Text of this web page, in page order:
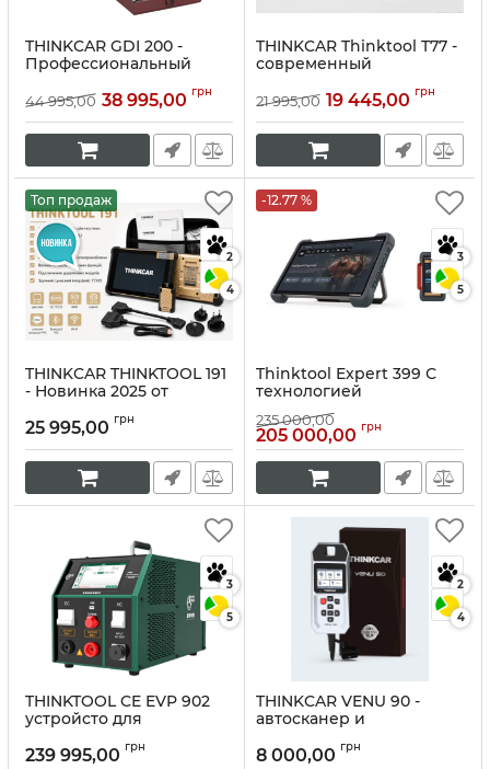
THINKCAR GDI 200 -
Профессиональный
топливных инжекторов
Артикул:10297
44 995,00 38 995,00 грн
THINKCAR Thinktool T77 -
современный
FD)
Артикул:10295
21 995,00 19 445,00 грн
Топ продаж
2
4
THINKCAR THINKTOOL 191
- Новинка 2025 от
обновления и два года
Артикул:10294
25 995,00 грн
-12.77 %
3
5
Thinktool Expert 399 С
технологией
искусственного
интеллекта 2024 г.
(легковые, электрокары,
грузовые).
Артикул:10249
235 000,00
205 000,00 грн
3
5
THINKTOOL CE EVP 902
устройсто для
обслуживания
239 995,00 грн
2
4
THINKCAR VENU 90 -
автосканер и
TPMS
8 000,00 грн